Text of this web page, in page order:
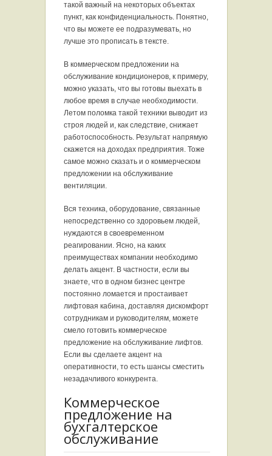
такой важный на некоторых объектах
пункт, как конфиденциальность. Понятно,
что вы можете ее подразумевать, но
лучше это прописать в тексте.
В коммерческом предложении на
обслуживание кондиционеров, к примеру,
можно указать, что вы готовы выехать в
любое время в случае необходимости.
Летом поломка такой техники выводит из
строя людей и, как следствие, снижает
работоспособность. Результат напрямую
скажется на доходах предприятия. Тоже
самое можно сказать и о коммерческом
предложении на обслуживание
вентиляции.
Вся техника, оборудование, связанные
непосредственно со здоровьем людей,
нуждаются в своевременном
реагировании. Ясно, на каких
преимуществах компании необходимо
делать акцент. В частности, если вы
знаете, что в одном бизнес центре
постоянно ломается и простаивает
лифтовая кабина, доставляя дискомфорт
сотрудникам и руководителям, можете
смело готовить коммерческое
предложение на обслуживание лифтов.
Если вы сделаете акцент на
оперативности, то есть шансы сместить
незадачливого конкурента.
Коммерческое
предложение на
бухгалтерское
обслуживание